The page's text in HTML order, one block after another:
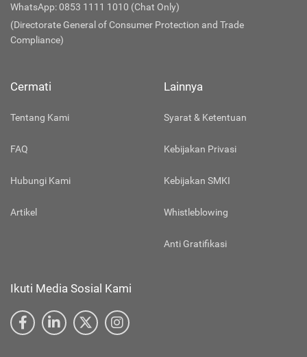
WhatsApp: 0853 1111 1010 (Chat Only)
(Directorate General of Consumer Protection and Trade
Compliance)
Cermati
Tentang Kami
FAQ
Hubungi Kami
Artikel
Lainnya
Syarat & Ketentuan
Kebijakan Privasi
Kebijakan SMKI
Whistleblowing
Anti Gratifikasi
Ikuti Media Sosial Kami